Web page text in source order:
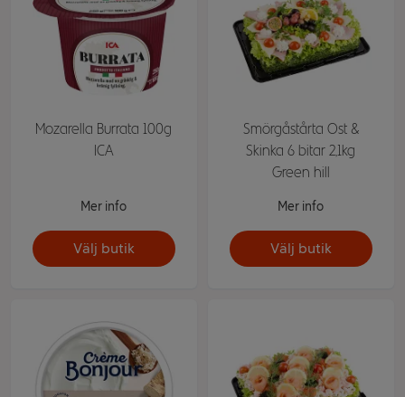
Mozarella Burrata 100g
ICA
Mer info
Välj butik
Smörgåstårta Ost &
Skinka 6 bitar 2,1kg
Green hill
Mer info
Välj butik